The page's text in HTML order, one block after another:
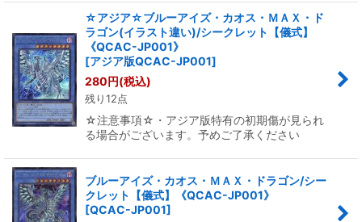
☆アジア☆ブルーアイズ・カオス・ＭＡＸ・ド
ラゴン(イラスト違い)/シークレット【儀式】
《QCAC-JP001》
[アジア版QCAC-JP001]
280円(税込)
残り12点
☆注意事項☆・アジア版特有の初期傷が見られ
る場合がございます。予めご了承ください
ブルーアイズ・カオス・ＭＡＸ・ドラゴン/シー
クレット【儀式】《QCAC-JP001》
[QCAC-JP001]